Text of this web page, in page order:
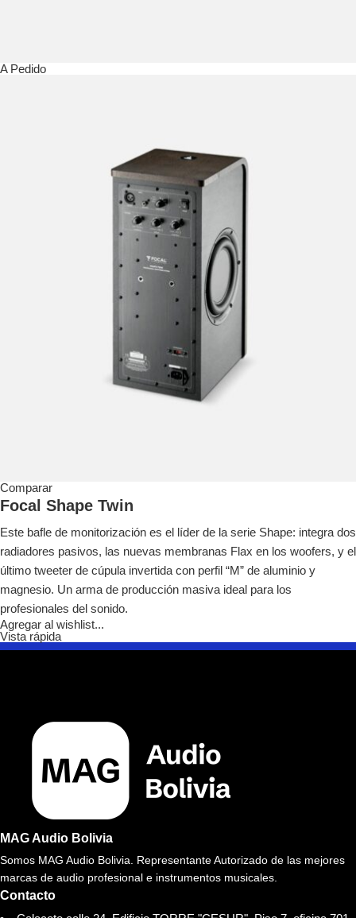
A Pedido
Comparar
Focal Shape Twin
Este bafle de monitorización es el líder de la serie Shape: integra dos
radiadores pasivos, las nuevas membranas Flax en los woofers, y el
último tweeter de cúpula invertida con perfil “M” de aluminio y
magnesio. Un arma de producción masiva ideal para los
profesionales del sonido.
Agregar al wishlist...
Vista rápida
MAG Audio Bolivia
Somos MAG Audio Bolivia. Representante Autorizado de las mejores
marcas de audio profesional e instrumentos musicales.
Contacto